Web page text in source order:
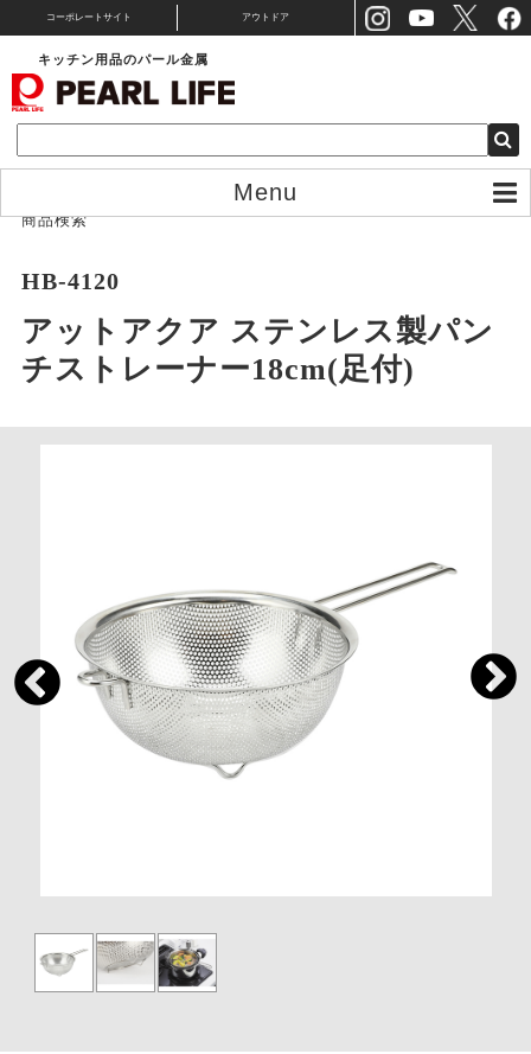
コーポレートサイト アウトドア
キッチン用品のパール金属
Menu
商品検索
HB-4120
アットアクア ステンレス製パン
チストレーナー18cm(足付)